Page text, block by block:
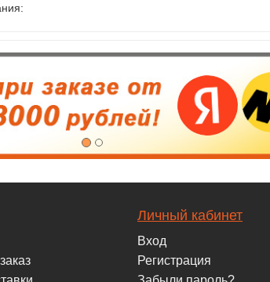
Личный кабинет
Вход
Регистрация